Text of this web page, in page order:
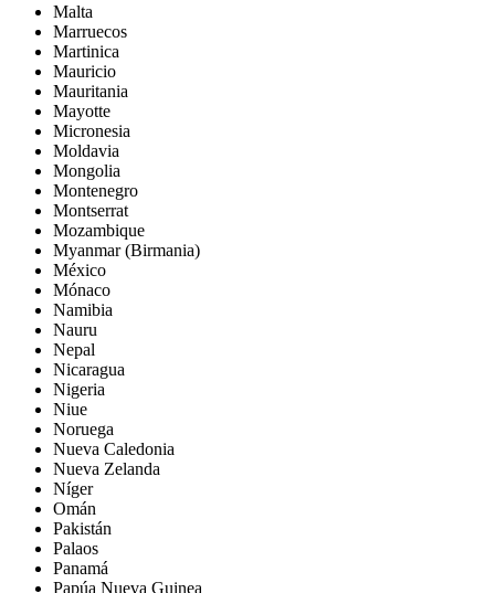
Malta
Marruecos
Martinica
Mauricio
Mauritania
Mayotte
Micronesia
Moldavia
Mongolia
Montenegro
Montserrat
Mozambique
Myanmar (Birmania)
México
Mónaco
Namibia
Nauru
Nepal
Nicaragua
Nigeria
Niue
Noruega
Nueva Caledonia
Nueva Zelanda
Níger
Omán
Pakistán
Palaos
Panamá
Papúa Nueva Guinea